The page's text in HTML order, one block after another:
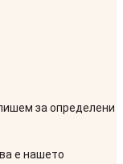
за определени
е нашето